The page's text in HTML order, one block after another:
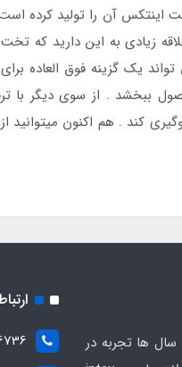
شرکت اینتکس آن را تولید
زیادی به این دارید که
یک گزینه فوق العاده
ببخشد . از سوی دیگر با
کند . هم اکنون میتوانید
سال ها تجربه در